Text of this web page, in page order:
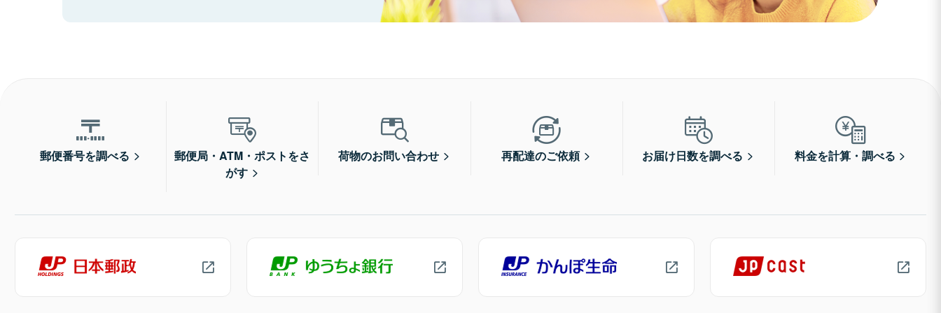
郵便番号を調べる
郵便局・ATM・ポストをさ
がす
荷物のお問い合わせ 再配達のご依頼 お届け日数を調べる 料金を計算・調べる